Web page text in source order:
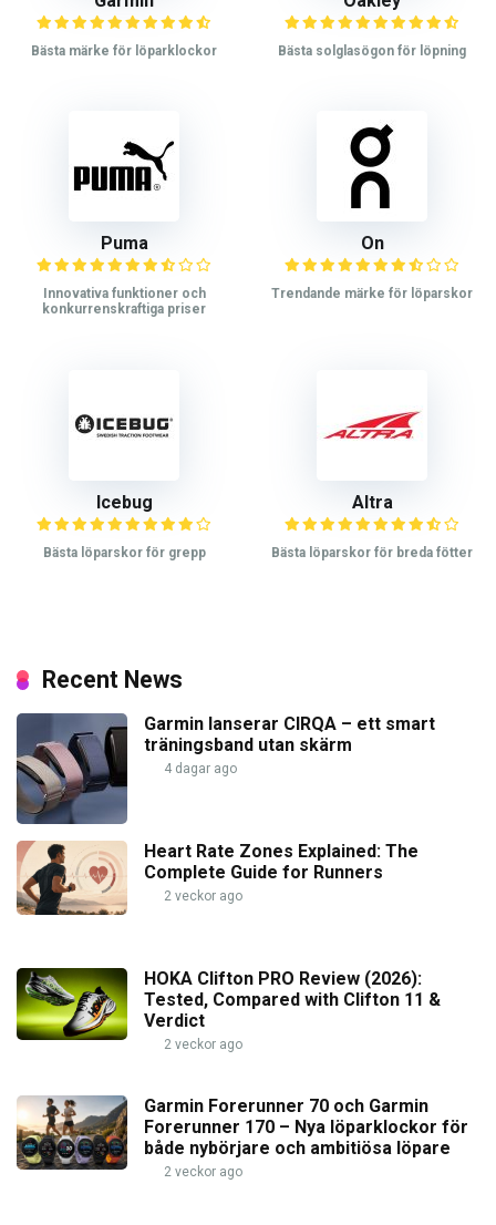
Bästa märke för löparklockor Bästa solglasögon för löpning
Puma
Innovativa funktioner och
konkurrenskraftiga priser
On
Trendande märke för löparskor
Icebug
Bästa löparskor för grepp
Altra
Bästa löparskor för breda fötter
Recent News
Garmin lanserar CIRQA – ett smart
träningsband utan skärm
4 dagar ago
Heart Rate Zones Explained: The
Complete Guide for Runners
2 veckor ago
HOKA Clifton PRO Review (2026):
Tested, Compared with Clifton 11 &
Verdict
2 veckor ago
Garmin Forerunner 70 och Garmin
Forerunner 170 – Nya löparklockor för
både nybörjare och ambitiösa löpare
2 veckor ago